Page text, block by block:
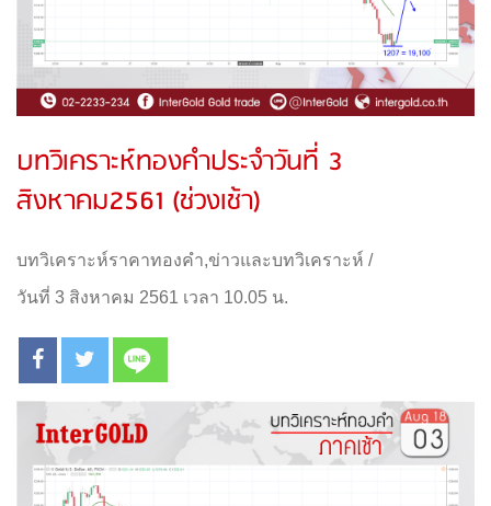
บทวิเคราะห์ทองคำประจำวันที่ 3
สิงหาคม2561 (ช่วงเช้า)
บทวิเคราะห์ราคาทองคำ,ข่าวและบทวิเคราะห์ /
วันที่ 3 สิงหาคม 2561 เวลา 10.05 น.